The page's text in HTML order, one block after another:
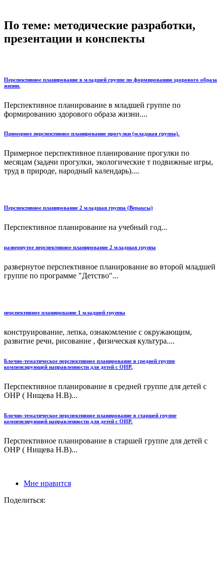
По теме: методические разработки,
презентации и конспекты
Перспективное планирование в младшей группе по формированию здорового образа
жизни.
Перспективное планирование в младшей группе по
формированию здорового образа жизни....
Примерное перспективное планирование прогулки (младшая группа).
Примерное перспективное планирование прогулки по
месяцам (задачи прогулки, экологические т подвижные игры,
труд в природе, народный календарь)....
Перспективное планирование 2 младшая группа (Вераксы)
Перспективное планирование на учебный год...
развернутое перспективное планирование 2 младшая группа
развернутое перспективное планирование во второй младшей
группе по программе "Детство"...
перспективное планирование 1 младшей группы
конструирование, лепка, ознакомление с окружающим,
развитие речи, рисование , физическая культура....
Блочно-тематическое перспективное планирование в средней группе
компенсирующей направленности для детей с ОНР.
Перспективное планирование в средней группе для детей с
ОНР ( Нищева Н.В)...
Блочно-тематическое перспективное планирование в старшей группе
компенсирующей направленности для детей с ОНР.
Перспективное планирование в старшей группе для детей с
ОНР ( Нищева Н.В)...
Мне нравится
Поделиться: